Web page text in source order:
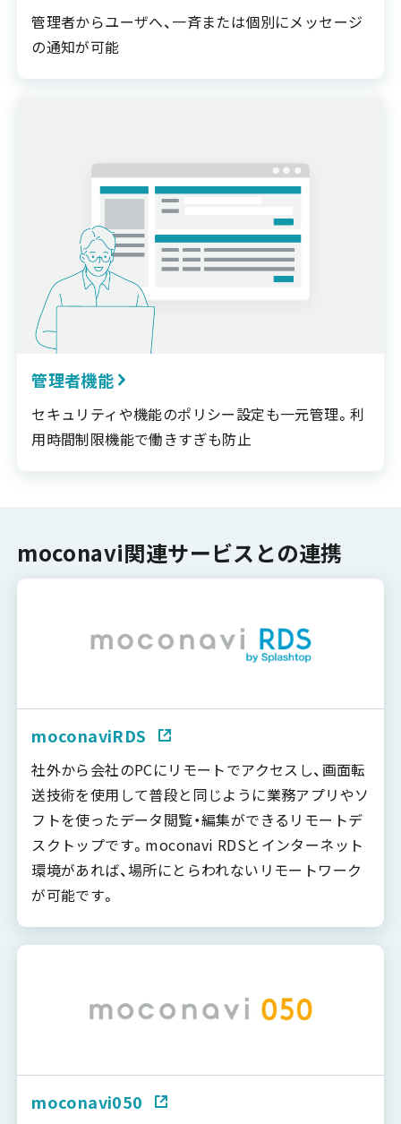
管理者からユーザへ、一斉または個別にメッセージ
の通知が可能
管理者機能
セキュリティや機能のポリシー設定も一元管理。利
用時間制限機能で働きすぎも防止
moconavi関連サービスとの連携
moconaviRDS
社外から会社のPCにリモートでアクセスし、画面転
送技術を使用して普段と同じように業務アプリやソ
フトを使ったデータ閲覧・編集ができるリモートデ
スクトップです。moconavi RDSとインターネット
環境があれば、場所にとらわれないリモートワーク
が可能です。
moconavi050